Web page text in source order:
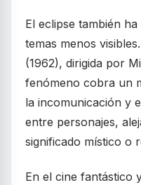
El eclipse también
temas menos
(1962), dirigida por
fenómeno cobra un
la incomunicación y
entre personajes,
significado místico o
En el cine fantástico